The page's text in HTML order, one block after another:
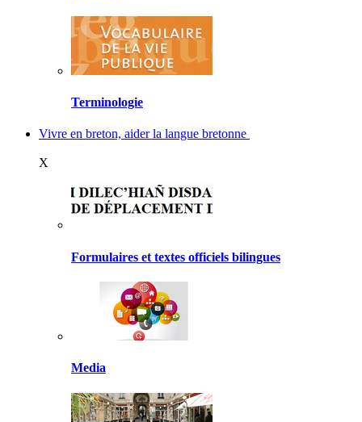
Terminologie
Vivre en breton, aider la langue bretonne
X
Formulaires et textes officiels bilingues
Media